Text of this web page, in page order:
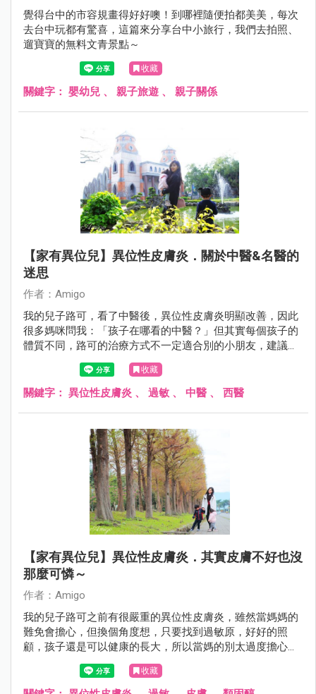
覺得台中的市容規畫得好好噢！到哪裡隨便拍都美美，每次
去台中玩都有驚喜，這篇來分享台中小旅行，我們去拍照、
遛寶寶的無料文青景點～
收藏
關鍵字： 嬰幼兒 、 親子旅遊 、 親子關係
【家有異位兒】異位性皮膚炎．關於中醫&名醫的
迷思
作者：Amigo
我的兒子路可，看了中醫後，異位性皮膚炎明顯改善，因此
很多媽咪問我：「孩子在哪看的中醫？」但其實每個孩子的
體質不同，路可的治療方式不一定適合別的小朋友，建議家
長還是要請醫生診斷，才能做出最好的醫療處置喔！
收藏
關鍵字： 異位性皮膚炎 、 過敏 、 中醫 、 西醫
【家有異位兒】異位性皮膚炎．其實皮膚不好也沒
那麼可憐～
作者：Amigo
我的兒子路可之前有很嚴重的異位性皮膚炎，雖然當媽媽的
難免會擔心，但換個角度想，只要找到過敏原，好好的照
顧，孩子還是可以健康的長大，所以當媽的別太過度擔心
收藏